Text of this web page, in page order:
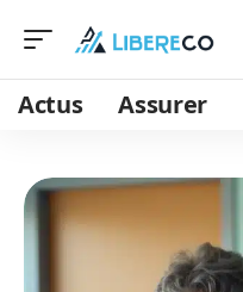
Actus Assurer